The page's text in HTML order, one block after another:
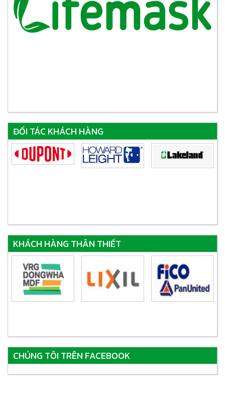
ĐỐI TÁC KHÁCH HÀNG
KHÁCH HÀNG THÂN THIẾT
CHÚNG TÔI TRÊN FACEBOOK